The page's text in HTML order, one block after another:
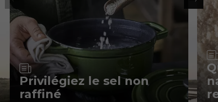
Article
Privilégiez le sel non
raffiné